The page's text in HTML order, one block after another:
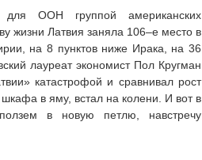
для ООН группой американских
жизни Латвия заняла 106–е место в
на 8 пунктов ниже Ирака, на 36
лауреат экономист Пол Кругман
катастрофой и сравнивал рост
в яму, встал на колени. И вот в
в новую петлю, навстречу